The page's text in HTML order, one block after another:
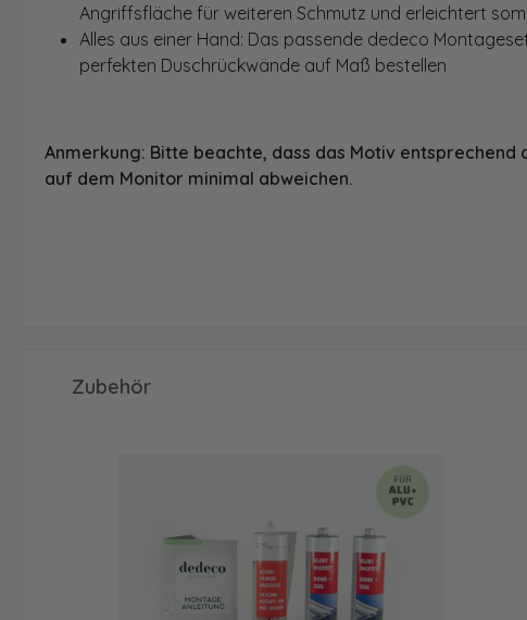
Angriffsfläche für weiteren Schmutz und erleichtert
Alles aus einer Hand: Das passende dedeco
perfekten Duschrückwände auf Maß bestellen
Anmerkung: Bitte beachte, dass das Motiv
auf dem Monitor minimal abweichen.
Produktgalerie überspringen
Zubehör